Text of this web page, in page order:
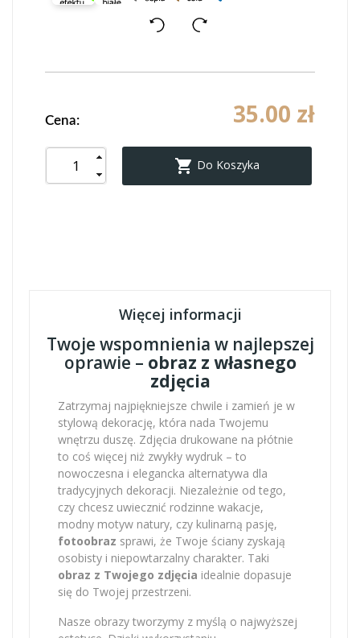
Cena: 35.00 zł
 Do Koszyka
Więcej informacji
Twoje wspomnienia w najlepszej
oprawie – obraz z własnego
zdjęcia
Zatrzymaj najpiękniejsze chwile i zamień je w
stylową dekorację, która nada Twojemu
wnętrzu duszę. Zdjęcia drukowane na płótnie
to coś więcej niż zwykły wydruk – to
nowoczesna i elegancka alternatywa dla
tradycyjnych dekoracji. Niezależnie od tego,
czy chcesz uwiecznić rodzinne wakacje,
modny motyw natury, czy kulinarną pasję,
fotoobraz sprawi, że Twoje ściany zyskają
osobisty i niepowtarzalny charakter. Taki
obraz z Twojego zdjęcia idealnie dopasuje
się do Twojej przestrzeni.
Nasze obrazy tworzymy z myślą o najwyższej